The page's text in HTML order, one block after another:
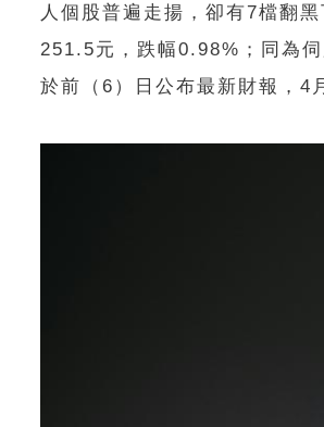
人個股普遍走揚，卻有7檔翻
251.5元，跌幅0.98%；同為
於前（6）日公布最新財報，4